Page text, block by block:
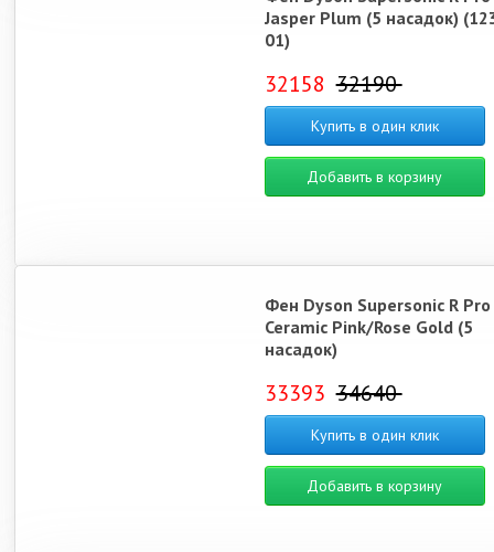
Jasper Plum (5 насадок)
01)
32158 32190
Купить в один клик
Добавить в корзину
Фен Dyson Supersonic R Pro
Ceramic Pink/Rose Gold (5
насадок)
33393 34640
Купить в один клик
Добавить в корзину